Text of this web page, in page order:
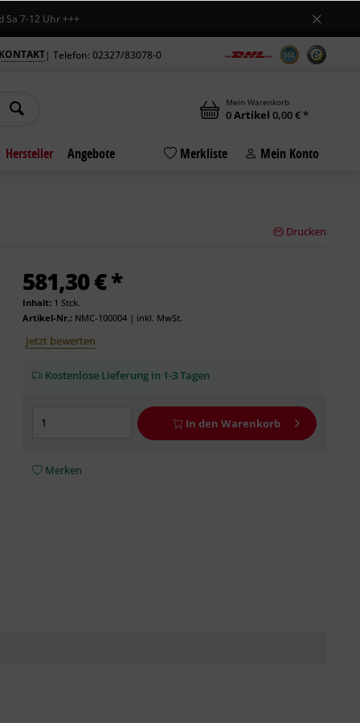
Uhr +++
KONTAKT| Telefon: 02327/83078-0
Mein Warenkorb
0Artikel 0,00 € *
Hersteller Angebote Merkliste Mein Konto
Drucken
581,30 € *
Inhalt: 1 Stck.
Artikel-Nr.: NMC-100004| inkl. MwSt.
Jetzt bewerten
Kostenlose Lieferung in 1-3 Tagen
In den Warenkorb
Merken